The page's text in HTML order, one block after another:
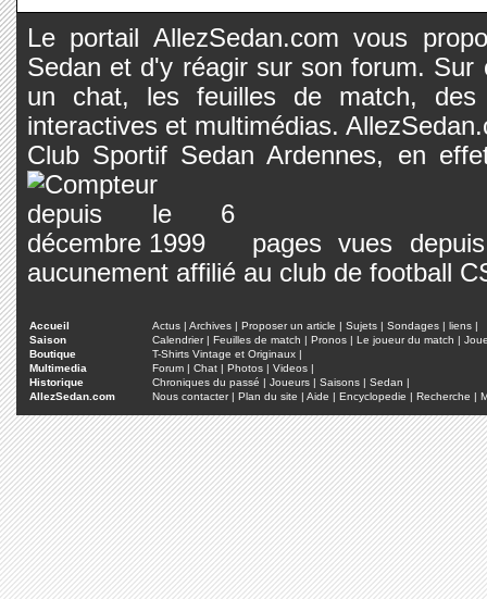
Le portail AllezSedan.com vous
Sedan et d'y réagir sur son forum.
un chat, les feuilles de match, des
interactives et multimédias.
Club Sportif Sedan Ardennes, en
pages vues
aucunement affilié au club de football
Accueil Actus | Archives | Proposer un article | Sujets | Sondages | liens |
Saison
Calendrier| Feuilles de match | Pronos | Le joueur du match |
Boutique
T-Shirts Vintage et Originaux |
Multimedia
Forum | Chat | Photos | Videos |
Historique
Chroniques du passé | Joueurs | Saisons | Sedan |
AllezSedan.com
Nous contacter| Plan du site | Aide | Encyclopedie | Recherche |